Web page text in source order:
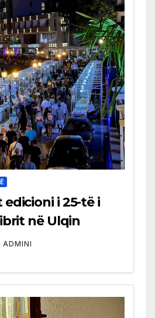
i 25-të i
në Ulqin
ADMINI